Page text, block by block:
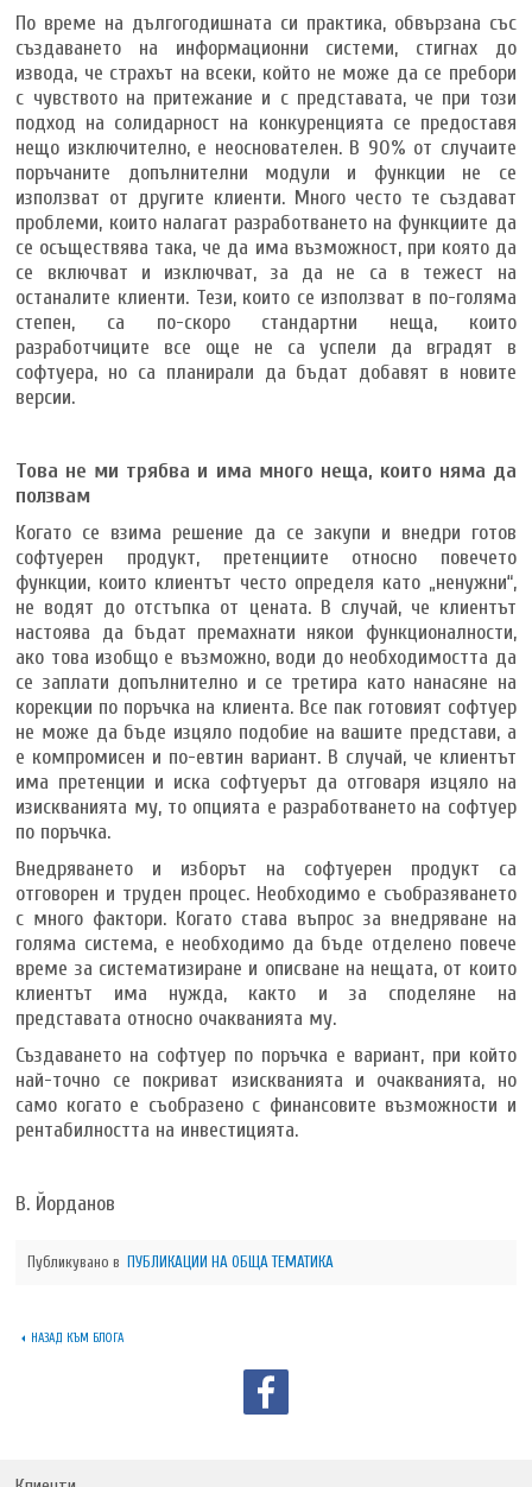
По време на дългогодишната си практика, обвързана със
създаването на информационни системи, стигнах до
извода, че страхът на всеки, който не може да се пребори
с чувството на притежание и с представата, че при този
подход на солидарност на конкуренцията се предоставя
нещо изключително, е неоснователен. В 90% от случаите
поръчаните допълнителни модули и функции не се
използват от другите клиенти. Много често те създават
проблеми, които налагат разработването на функциите да
се осъществява така, че да има възможност, при която да
се включват и изключват, за да не са в тежест на
останалите клиенти. Тези, които се използват в по-голяма
степен, са по-скоро стандартни неща, които
разработчиците все още не са успели да вградят в
софтуера, но са планирали да бъдат добавят в новите
версии.
Това не ми трябва и има много неща, които няма да
ползвам
Когато се взима решение да се закупи и внедри готов
софтуерен продукт, претенциите относно повечето
функции, които клиентът често определя като „ненужни“,
не водят до отстъпка от цената. В случай, че клиентът
настоява да бъдат премахнати някои функционалности,
ако това изобщо е възможно, води до необходимостта да
се заплати допълнително и се третира като нанасяне на
корекции по поръчка на клиента. Все пак готовият софтуер
не може да бъде изцяло подобие на вашите представи, а
е компромисен и по-евтин вариант. В случай, че клиентът
има претенции и иска софтуерът да отговаря изцяло на
изискванията му, то опцията е разработването на софтуер
по поръчка.
Внедряването и изборът на софтуерен продукт са
отговорен и труден процес. Необходимо е съобразяването
с много фактори. Когато става въпрос за внедряване на
голяма система, е необходимо да бъде отделено повече
време за систематизиране и описване на нещата, от които
клиентът има нужда, както и за споделяне на
представата относно очакванията му.
Създаването на софтуер по поръчка е вариант, при който
най-точно се покриват изискванията и очакванията, но
само когато е съобразено с финансовите възможности и
рентабилността на инвестицията.
В. Йорданов
Публикувано в ПУБЛИКАЦИИ НА ОБЩА ТЕМАТИКА
НАЗАД КЪМ БЛОГА